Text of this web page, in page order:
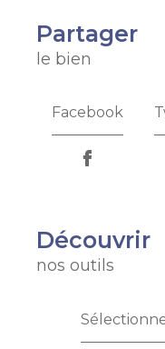
partager
le bien
Facebook
découvrir
nos outils